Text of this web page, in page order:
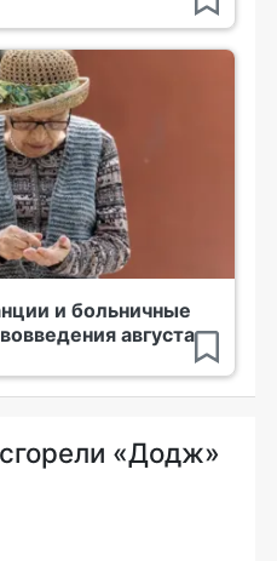
и больничные
августа
«Додж»